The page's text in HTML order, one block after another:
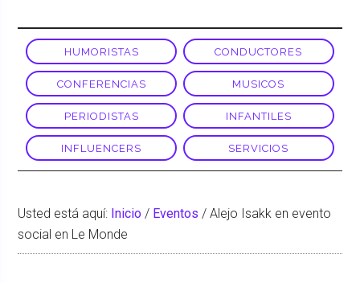
HUMORISTAS CONDUCTORES
CONFERENCIAS MUSICOS
PERIODISTAS INFANTILES
INFLUENCERS SERVICIOS
Usted está aquí: Inicio / Eventos / Alejo Isakk en evento
social en Le Monde